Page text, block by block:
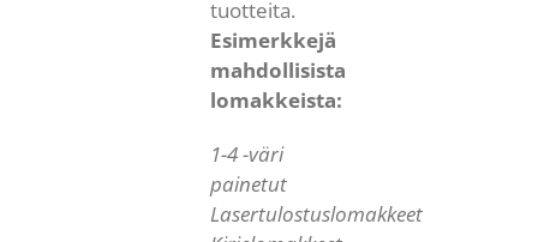
tuotteita.
Esimerkkejä
mahdollisista
lomakkeista:
1-4 -väri
painetut
Lasertulostuslomakkeet